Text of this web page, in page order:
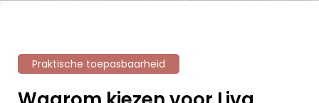
Praktische toepasbaarheid